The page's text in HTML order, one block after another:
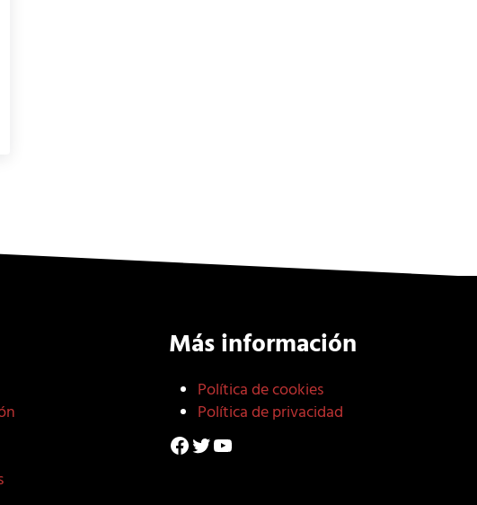
históricos más interesantes
Más información
Política de cookies
Política de privacidad
Facebook
Twitter
YouTube